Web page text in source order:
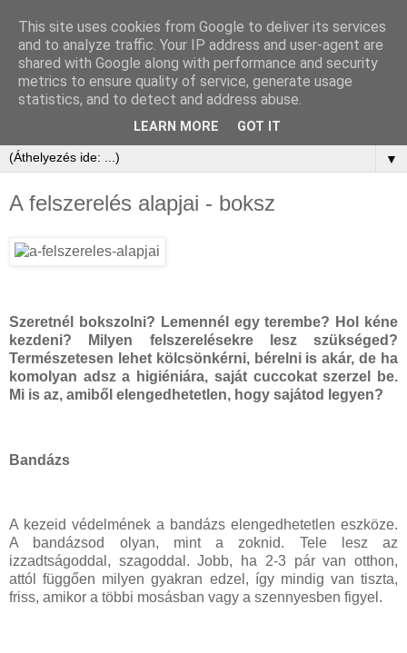
▼
A felszerelés alapjai - boksz
Szeretnél bokszolni? Lemennél egy terembe? Hol kéne
kezdeni? Milyen felszerelésekre lesz szükséged?
Természetesen lehet kölcsönkérni, bérelni is akár, de ha
komolyan adsz a higiéniára, saját cuccokat szerzel be.
Mi is az, amiből elengedhetetlen, hogy sajátod legyen?
Bandázs
A kezeid védelmének a bandázs elengedhetetlen eszköze.
A bandázsod olyan, mint a zoknid. Tele lesz az
izzadtságoddal, szagoddal. Jobb, ha 2-3 pár van otthon,
attól függően milyen gyakran edzel, így mindig van tiszta,
friss, amikor a többi mosásban vagy a szennyesben figyel.
This site uses cookies from Google to deliver its services
and to analyze traffic. Your IP address and user-agent are
shared with Google along with performance and security
metrics to ensure quality of service, generate usage
statistics, and to detect and address abuse.
LEARN MORE GOT IT